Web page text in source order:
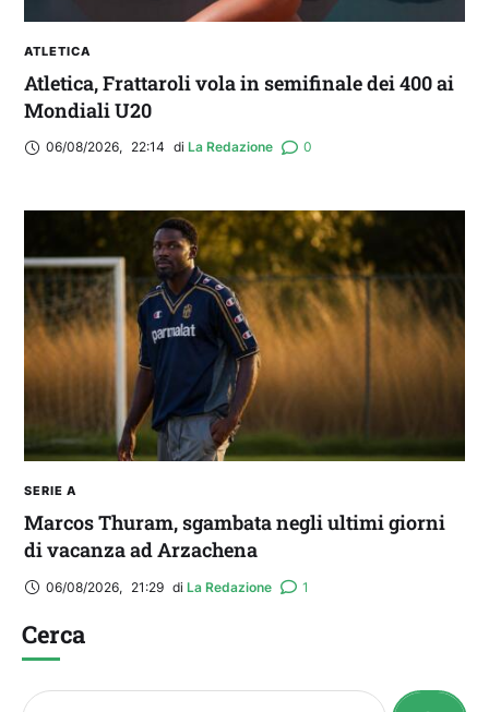
ATLETICA
Atletica, Frattaroli vola in semifinale dei 400 ai
Mondiali U20
06/08/2026, 22:14 di La Redazione 0
SERIE A
Marcos Thuram, sgambata negli ultimi giorni
di vacanza ad Arzachena
06/08/2026, 21:29 di La Redazione 1
Cerca